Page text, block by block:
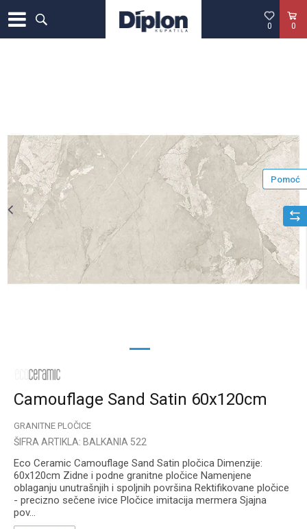
0
0
1
Camouflage Sand Satin 60x120cm
GRANITNE PLOČICE
ŠIFRA ARTIKLA: BALKANIA 522
Eco Ceramic Camouflage Sand Satin pločica Dimenzije:
60x120cm Zidne i podne granitne pločice Namenjene
oblaganju unutrašnjih i spoljnih površina Rektifikovane pločice
- precizno sečene ivice Pločice imitacija mermera Sjajna
pov...
Pomoć